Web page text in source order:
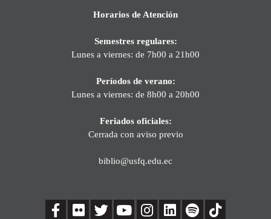
Horarios de Atención
Semestres regulares:
Lunes a viernes: de 7h00 a 21h00
Períodos de verano:
Lunes a viernes: de 8h00 a 20h00
Feriados oficiales:
Cerrada con aviso previo
biblio@usfq.edu.ec